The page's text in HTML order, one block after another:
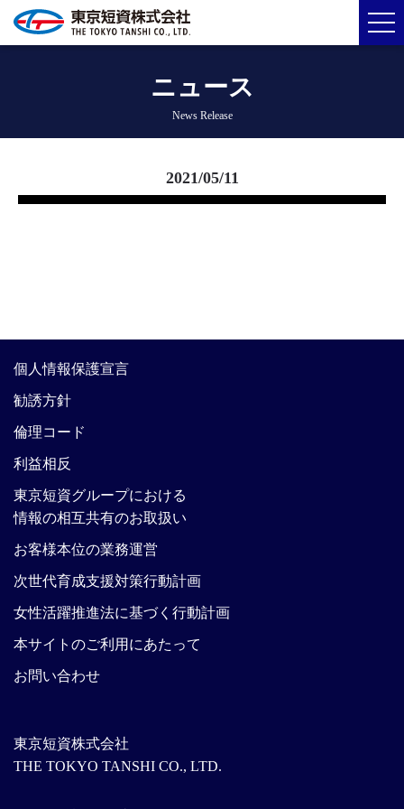
ニュース
News Release
2021/05/11
東京短資株式会社
THE TOKYO TANSHI CO., LTD.
個人情報保護宣言
勧誘方針
倫理コード
利益相反
東京短資グループにおける
情報の相互共有のお取扱い
お客様本位の業務運営
次世代育成支援対策行動計画
女性活躍推進法に基づく行動計画
本サイトのご利用にあたって
お問い合わせ